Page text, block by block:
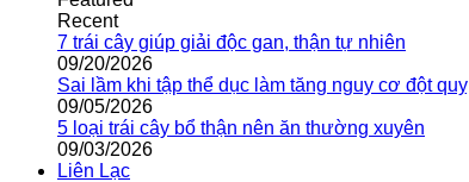
Recent
7 trái cây giúp giải độc gan, thận tự nhiên
09/20/2026
Sai lầm khi tập thể dục làm tăng nguy cơ đột quỵ
09/05/2026
5 loại trái cây bổ thận nên ăn thường xuyên
09/03/2026
Liên Lạc